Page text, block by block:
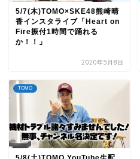
5/7(木)TOMO×SKE48熊崎晴
香インスタライブ「Heart on
Fire振付1時間で踊れる
か！！」
2020年5月8日
TOMO